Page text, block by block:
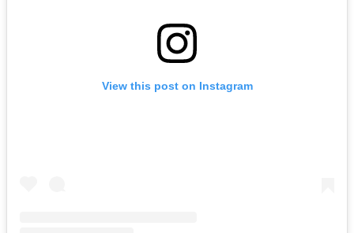
View this post on Instagram